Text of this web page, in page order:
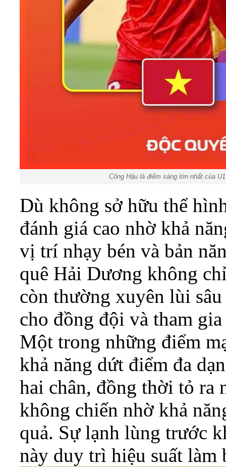
Công Hậu là điểm sáng lớn nhất của
Dù không sở hữu thể
đánh giá cao nhờ khả
vị trí nhạy bén và bản
quê Hải Dương không
còn thường xuyên lùi
cho đồng đội và tham
Một trong những điểm
khả năng dứt điểm đa
hai chân, đồng thời tỏ ra
không chiến nhờ khả
quả. Sự lạnh lùng trước
này duy trì hiệu suất làm